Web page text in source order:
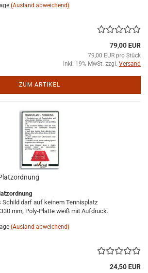
(Ausland abweichend)
79,00 EUR
79,00 EUR pro Stück
inkl. 19% MwSt. zzgl. Versand
ZUM ARTIKEL
Schild darf auf keinem Tennisplatz
mm, Poly-Platte weiß mit Aufdruck.
(Ausland abweichend)
24,50 EUR